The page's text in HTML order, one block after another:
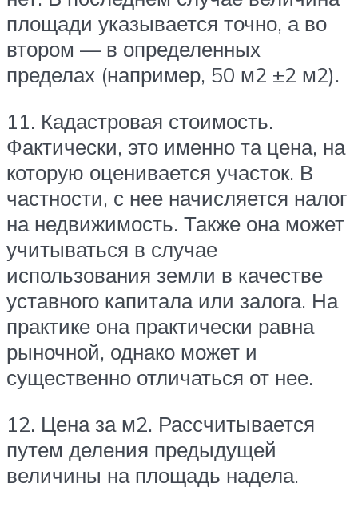
площади указывается точно, а во
втором — в определенных
пределах (например, 50 м2 ±2 м2).
11. Кадастровая стоимость.
Фактически, это именно та цена, на
которую оценивается участок. В
частности, с нее начисляется налог
на недвижимость. Также она может
учитываться в случае
использования земли в качестве
уставного капитала или залога. На
практике она практически равна
рыночной, однако может и
существенно отличаться от нее.
12. Цена за м2. Рассчитывается
путем деления предыдущей
величины на площадь надела.